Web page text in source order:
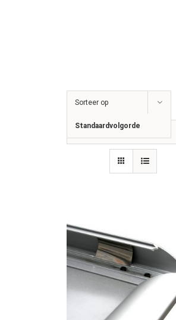
Sorteer op
Standaardvolgorde
36 producten